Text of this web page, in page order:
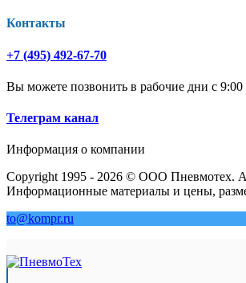
Контакты
+7 (495) 492-67-70
Вы можете позвонить в рабочие дни с 9:00
Телеграм канал
Информация о компании
Copyright 1995 - 2026 © ООО Пневмотех.
Информационные материалы и цены,
to@kompr.ru